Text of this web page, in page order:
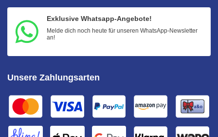
Exklusive Whatsapp-Angebote!
Melde dich noch heute für unseren WhatsApp-Newsletter
an!
Unsere Zahlungsarten